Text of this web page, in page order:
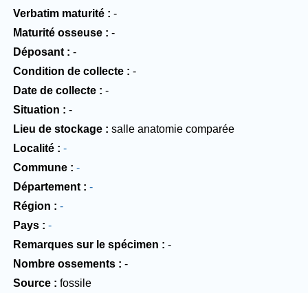
Verbatim maturité
-
Maturité osseuse
-
Déposant
-
Condition de collecte
-
Date de collecte
-
Situation
-
Lieu de stockage
salle anatomie comparée
Localité
-
Commune
-
Département
-
Région
-
Pays
-
Remarques sur le spécimen
-
Nombre ossements
-
Source
fossile